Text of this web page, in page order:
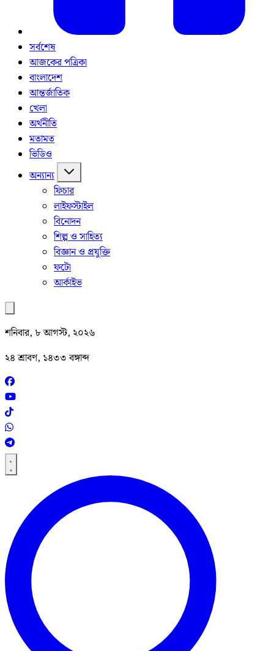
সর্বশেষ
আজকের পত্রিকা
বাংলাদেশ
আন্তর্জাতিক
খেলা
অর্থনীতি
মতামত
ভিডিও
অন্যান্য
ফিচার
লাইফস্টাইল
বিনোদন
শিল্প ও সাহিত্য
বিজ্ঞান ও প্রযুক্তি
ফটো
আর্কাইভ
শনিবার, ৮ আগস্ট, ২০২৬
২৪ শ্রাবণ, ১৪৩৩ বঙ্গাব্দ